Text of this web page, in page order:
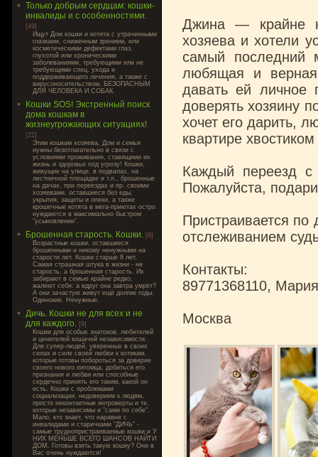
Только добрым сердцам: кошки-
инвалиды и с особенностями.
[49]
Ищут Дом кошки и котята с утраченными
глазками, сниженным зрением, или
косметическими дефектами глаз,
глухотой или хроническими
заболеваниями, требующими или не
требующими спец. ухода и
поддерживающего лечения, а также с
вирусоносительством, БЕЗОПАСНЫМ
ДЛЯ ЧЕЛОВЕКА И СОБАК.
Кошки SOS! Экстренный поиск
дома кошкам в
жизнеугрожающих ситуациях!
[22]
Этим кошкам хозяева, Дом и семья
нужны безотлагательно в связи с
условиями проживания, ставящими их
жизнь и здоровье под угрозу! Кошки,
живущие на улице, в подвалах, на
лестничной площадке и т.п., брошенные
на дачах, при переездах и пр. своими
хозяевами, оставшиеся без еды,
укрытия, защиты и опеки, а также
крошечные котята в мега-приютах остро
нуждаются в максимально быстром
"усыновлении".
Брошенная старость. Кошки. [8]
Возрастные кошки, оставшиеся
брошенными и никому ненужными на
старости лет. Кошки старше 8 лет.
Самая страшная штука в жизни - не
старость, а брошенная старость. Их
забирают в семью крайне редко,
жалеют себя: а вдруг она завтра умрёт?
А они зачастую живут ещё долгие годы.
Одинокие. Ненужные.
Дичь. Кошки не для всех и не
для каждого. [9]
Кошки для особых знатоков, любителей
и ценителей кошачей независимости.
Для супер-людей, уверенных в своих
силах и силе своей любви к котикам,
которые готовы побороться за доверие
своего нового питомца, добиться его
признания и любви или способные
сердечно принять его таким, какой он
есть. Кошки с проблемами
социализации, недоверием к людям,
просто неконтактные интроверты и те,
которые независимы и "сами по себе".
Мало, кто знает, что наравне с
инвалидами и старичками "ДИЧЬ" -
самые труднопристраиваемые кошки и У
НИХ МЕНЬШЕ ВСЕГО ШАНСОВ НАЙТИ
ДОМ. Готовы взять такую кошку? Они в
Вас очень нуждаются!
Джина — крайне
хозяева и хотели
самый последний
любящая и
давать ей личное
доверять хозяину
хочет его дарить,
квартире
Каждый переезд с
Пожалуйста,
Пристраивается по
отслеживанием
Контакты:
89771368110,
Москва